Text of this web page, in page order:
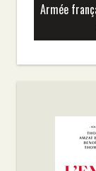
Armée